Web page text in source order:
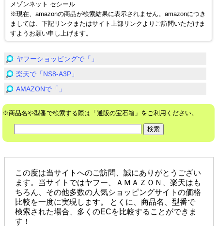
メゾンネット セシール
※現在、amazonの商品が検索結果に表示されません。amazonにつき
ましては、下記リンクまたはサイト上部リンクよりご訪問いただけま
すようお願い申し上げます。
ヤフーショッピングで「」
楽天で「NS8-A3P」
AMAZONで「」
※商品名や型番で検索する際は「通販の宝石箱」をご利用ください。
この度は当サイトへのご訪問、誠にありがとうござい
ます。当サイトではヤフー、ＡＭＡＺＯＮ、楽天はも
ちろん、その他多数の人気ショッピングサイトの価格
比較を一度に実現します。 とくに、商品名、型番で
検索された場合、多くのECを比較することができま
す！